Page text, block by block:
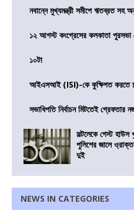
নবান্নে মুখ্যমন্ত্রী সমীপে ঋতব্রত সহ
১২ আগস্ট কংগ্রেসের কলকাতা পুরসভা
১০টা
আইএসআই (ISI)-কে কুক্ষিগত করতে
সভাধিপতি নির্বাচন মিটতেই
সল্টলেকে গেস্ট
পুলিশের জালে
দুই
NEWS IN CATEGORIES